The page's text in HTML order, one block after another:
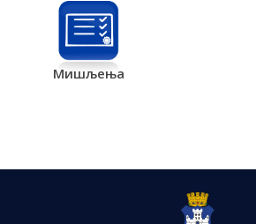
Мишљења